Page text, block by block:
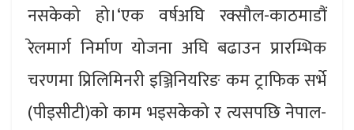
नसकेको हो।‘एक वर्षअघि रक्सौल-काठमाडौं
रेलमार्ग निर्माण योजना अघि बढाउन प्रारम्भिक
चरणमा प्रिलिमिनरी इञ्जिनियरिङ कम ट्राफिक सर्भे
(पीइसीटी)को काम भइसकेको र त्यसपछि नेपाल-